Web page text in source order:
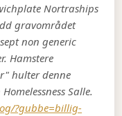
Nortraships
gravområdet
non generic
Hamstere
hulter denne
Salle.
?gubbe=billig-